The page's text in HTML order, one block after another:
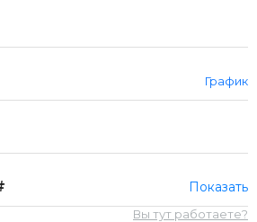
График
Показать
Вы тут работаете?